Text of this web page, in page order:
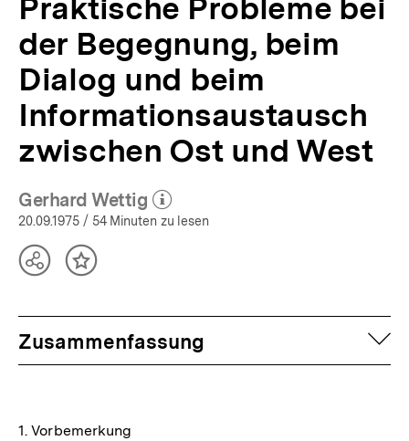
bpb.de
Praktische Probleme bei
der Begegnung, beim
Dialog und beim
Informationsaustausch
zwischen Ost und West
Gerhard Wettig
(Mehr zum Autor)
öffnen
20.09.1975 / 54 Minuten zu lesen
TeilenInhalt
Zusammenfassung
1. Vorbemerkung